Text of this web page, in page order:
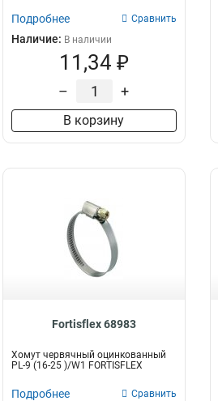
Подробнее Сравнить
Наличие: В наличии
11,34 ₽
– +
В корзину
Fortisflex 68983
Хомут червячный оцинкованный
PL-9 (16-25 )/W1 FORTISFLEX
Подробнее Сравнить